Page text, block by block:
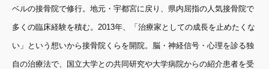
ベルの接骨院で修行。地元・宇都宮に戻り、県内屈指の人気接骨院で
多くの臨床経験を積む。2013年、「治療家としての成長を止めたくな
い」という想いから接骨院くらを開院。脳・神経信号・心理を診る独
自の治療法で、国立大学との共同研究や大学病院からの紹介患者を受